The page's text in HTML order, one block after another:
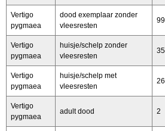
Vertigo
pygmaea
dood exemplaar zonder
vleesresten
Vertigo
pygmaea
huisje/schelp zonder
vleesresten
Vertigo
pygmaea
huisje/schelp met
vleesresten
Vertigo
pygmaea
adult dood 2